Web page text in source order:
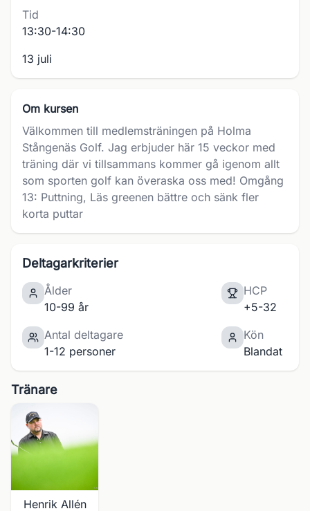
Tid
13:30-14:30
13 juli
Om kursen
Välkommen till medlemsträningen på Holma
Stångenäs Golf. Jag erbjuder här 15 veckor med
träning där vi tillsammans kommer gå igenom allt
som sporten golf kan överaska oss med! Omgång
13: Puttning, Läs greenen bättre och sänk fler
korta puttar
Deltagarkriterier
Ålder
10-99 år
HCP
+5-32
Antal deltagare
1-12 personer
Kön
Blandat
Tränare
Henrik Allén